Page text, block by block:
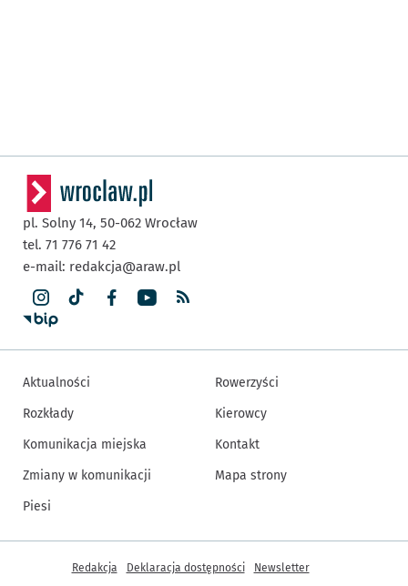
pl. Solny 14, 50-062 Wrocław
tel. 71 776 71 42
e-mail: redakcja@araw.pl
Aktualności
Rozkłady
Komunikacja miejska
Zmiany w komunikacji
Piesi
Rowerzyści
Kierowcy
Kontakt
Mapa strony
Inne informacje
Redakcja Deklaracja dostępności Newsletter